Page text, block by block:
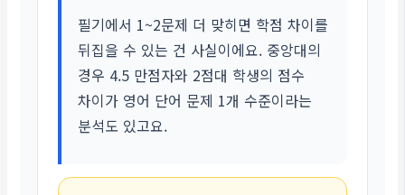
필기에서 1~2문제 더 맞히면 학점 차이를
뒤집을 수 있는 건 사실이에요. 중앙대의
경우 4.5 만점자와 2점대 학생의 점수
차이가 영어 단어 문제 1개 수준이라는
분석도 있고요.